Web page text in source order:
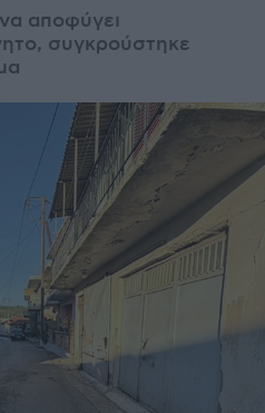
αποφύγει
συγκρούστηκε